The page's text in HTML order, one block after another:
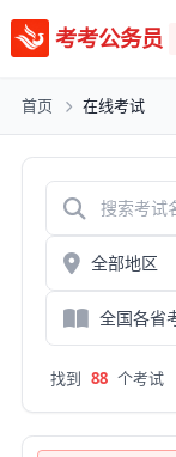
考考公务员
首页 在线考试
找到 88 个考试